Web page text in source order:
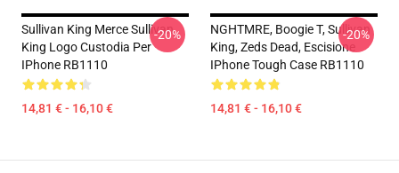
Sullivan King Merce Sullivan
King Logo Custodia Per
IPhone RB1110
14,81 € - 16,10 €
-20%
NGHTMRE, Boogie T, Sullivan
King, Zeds Dead, Escisione
IPhone Tough Case RB1110
14,81 € - 16,10 €
-20%